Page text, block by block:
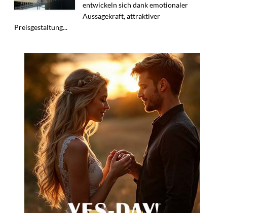
entwickeln sich dank emotionaler
Aussagekraft, attraktiver
Preisgestaltung...